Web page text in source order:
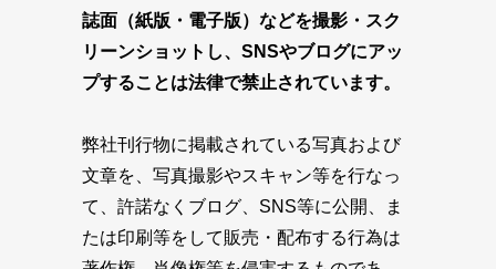
誌面（紙版・電子版）などを撮影・スク
リーンショットし、SNSやブログにアッ
プすることは法律で禁止されています。
弊社刊行物に掲載されている写真および
文章を、写真撮影やスキャン等を行なっ
て、許諾なくブログ、SNS等に公開、ま
たは印刷等をして販売・配布する行為は